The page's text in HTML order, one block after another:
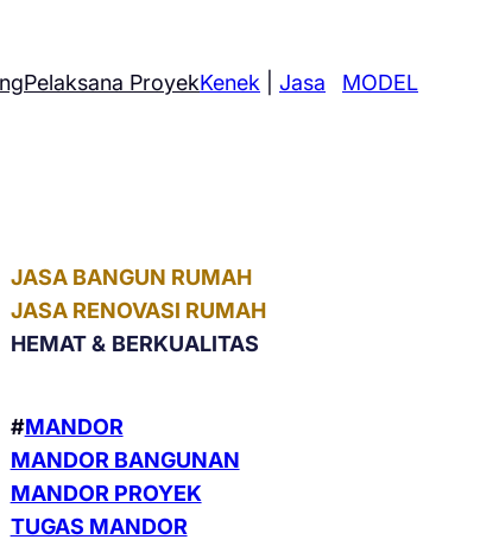
Pelaksana ProyekKenek |Jasa MODEL
JASA BANGUN RUMAH
JASA RENOVASI RUMAH
HEMAT & BERKUALITAS
#MANDOR
MANDOR BANGUNAN
MANDOR PROYEK
TUGAS MANDOR